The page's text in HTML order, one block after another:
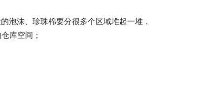
泡沫、珍珠棉要分很多个区域堆起一堆，
库空间；